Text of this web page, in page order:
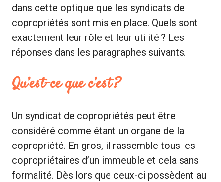
dans cette optique que les syndicats de
copropriétés sont mis en place. Quels sont
exactement leur rôle et leur utilité ? Les
réponses dans les paragraphes suivants.
Qu’est-ce que c’est ?
Un syndicat de copropriétés peut être
considéré comme étant un organe de la
copropriété. En gros, il rassemble tous les
copropriétaires d’un immeuble et cela sans
formalité. Dès lors que ceux-ci possèdent au